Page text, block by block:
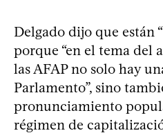
Delgado dijo que están
porque “en el tema del
las AFAP no solo hay
Parlamento”, sino
pronunciamiento
régimen de